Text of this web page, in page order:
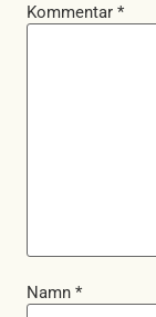
Kommentar *
Namn *